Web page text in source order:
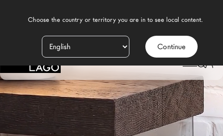
Continue
Prodotti
Ispirazione
Configuratore
Contract
DESIGN SALA DA PRANZO MODERNA MADIE
MADIA 36E8